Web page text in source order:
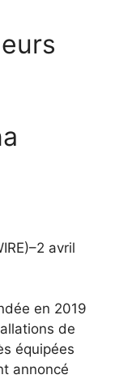
avril
en 2019
de
équipées
annoncé